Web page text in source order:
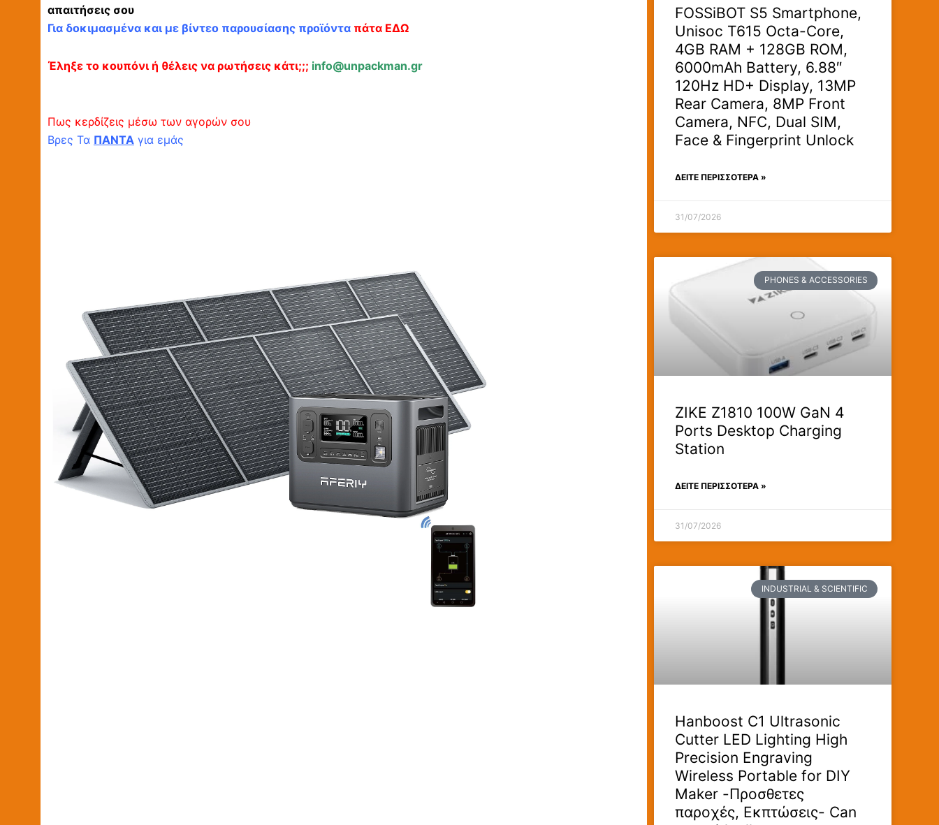
απαιτήσεις σου
Για δοκιμασμένα και με βίντεο παρουσίασης προϊόντα πάτα ΕΔΩ
Έληξε το κουπόνι ή θέλεις να ρωτήσεις κάτι;;; info@unpackman.gr
Πως κερδίζεις μέσω των αγορών σου
Βρες Τα ΠΑΝΤΑ για εμάς
FOSSiBOT S5 Smartphone,
Unisoc T615 Octa-Core,
4GB RAM + 128GB ROM,
6000mAh Battery, 6.88″
120Hz HD+ Display, 13MP
Rear Camera, 8MP Front
Camera, NFC, Dual SIM,
Face & Fingerprint Unlock
ΔΕΊΤΕ ΠΕΡΙΣΣΟΤΕΡΑ »
31/07/2026
PHONES & ACCESSORIES
ZIKE Z1810 100W GaN 4
Ports Desktop Charging
Station
ΔΕΊΤΕ ΠΕΡΙΣΣΟΤΕΡΑ »
31/07/2026
INDUSTRIAL & SCIENTIFIC
Hanboost C1 Ultrasonic
Cutter LED Lighting High
Precision Engraving
Wireless Portable for DIY
Maker -Προσθετες
παροχές, Εκπτώσεις- Can